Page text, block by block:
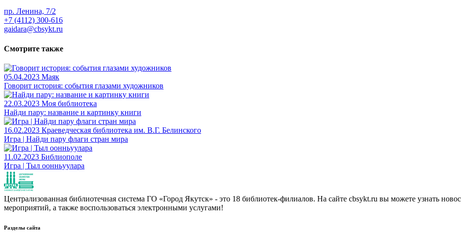
пр. Ленина, 7/2
+7 (4112) 300-616
gaidara@cbsykt.ru
Смотрите также
05.04.2023 Маяк
Говорит история: события глазами художников
22.03.2023 Моя библиотека
Найди пару: название и картинку книги
16.02.2023 Краеведческая библиотека им. В.Г. Белинского
Игра | Найди пару флаги стран мира
11.02.2023 Библиополе
Игра | Тыл оонньуулара
Централизованная библиотечная система ГО «Город Якутск» - это 18 библиотек-филиалов. На сайте cbsykt.ru вы можете узнать
мероприятий, а также воспользоваться электронными услугами!
Разделы сайта